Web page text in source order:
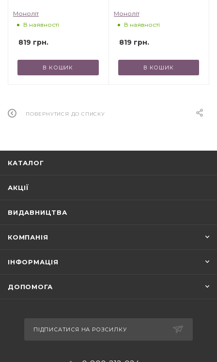
Моноліт
В наявності
819 грн.
В КОШИК
Моноліт
В наявності
819 грн.
В КОШИК
ПОВЕРНУТИСЯ ДО СПИСКУ
КАТАЛОГ
АКЦІЇ
ВИДАВНИЦТВА
КОМПАНІЯ
ІНФОРМАЦІЯ
ДОПОМОГА
ПІДПИСАТИСЯ НА РОЗСИЛКУ